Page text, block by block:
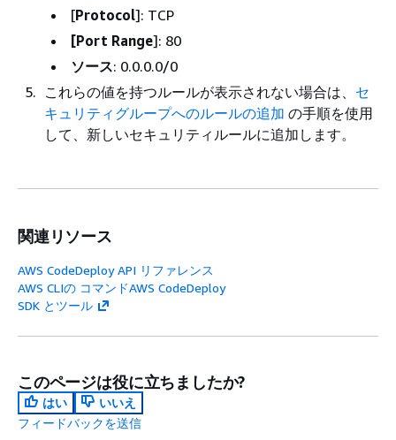
[Protocol]: TCP
[Port Range]: 80
ソース: 0.0.0.0/0
これらの値を持つルールが表示されない場合は、 セ
キュリティグループへのルールの追加 の手順を使用
して、新しいセキュリティルールに追加します。
関連リソース
AWS CodeDeploy API リファレンス
AWS CLIの コマンドAWS CodeDeploy
SDK とツール
このページは役に立ちましたか?
はい
いいえ
フィードバックを送信